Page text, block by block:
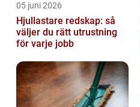
05 juni 2026
Hjullastare redskap: så
väljer du rätt utrustning
för varje jobb